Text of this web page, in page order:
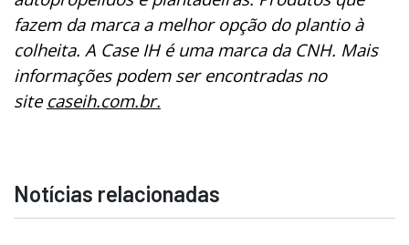
fazem da marca a melhor opção do plantio à
colheita. A Case IH é uma marca da CNH. Mais
informações podem ser encontradas no
site caseih.com.br.
Notícias relacionadas